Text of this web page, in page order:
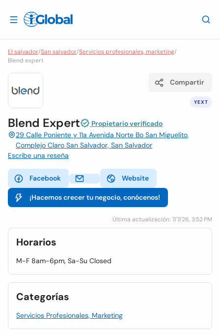
El salvador/San salvador/Servicios profesionales, marketing/
Blend expert
YEXT
Compartir
Blend Expert
Propietario verificado
29 Calle Poniente y 11a Avenida Norte Bo San Miguelito,
Complejo Claro San Salvador, San Salvador
Escribe una reseña
Facebook Website
¡Hacemos crecer tu negocio, conócenos!
Última actualización: 7/7/26, 3:52 PM
Horarios
M-F 8am-6pm, Sa-Su Closed
Categorías
Servicios Profesionales, Marketing